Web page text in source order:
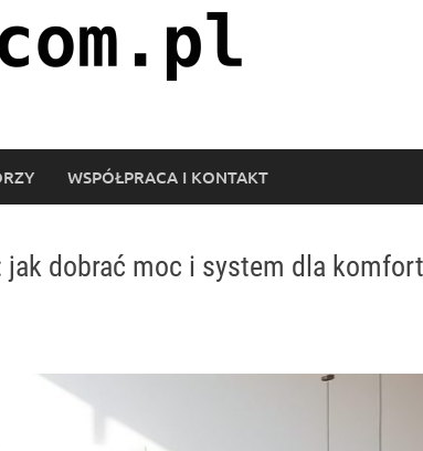
WSPÓŁPRACA I KONTAKT
dobrać moc i system dla